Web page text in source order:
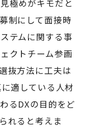
極めがキモだと
制にして面接時
テムに関する事
クトチーム参画
抜方法に工夫は
適している人材
るDXの目的をど
れると考えま